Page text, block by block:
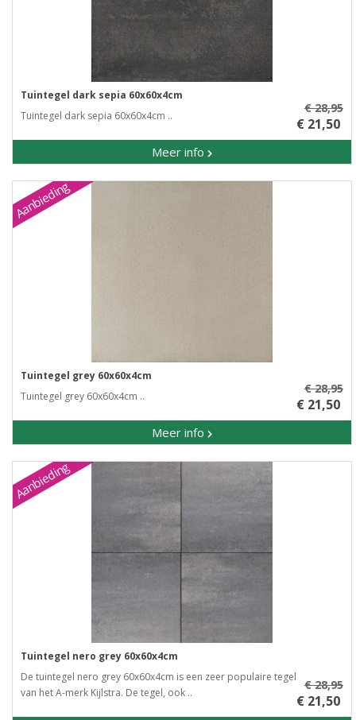
Tuintegel dark sepia 60x60x4cm
Tuintegel dark sepia 60x60x4cm ..
Meer info
€ 28,95
€ 21,50
Aanbieding
Tuintegel grey 60x60x4cm
Tuintegel grey 60x60x4cm ..
Meer info
€ 28,95
€ 21,50
Aanbieding
Tuintegel nero grey 60x60x4cm
De tuintegel nero grey 60x60x4cm is een zeer populaire tegel
van het A-merk Kijlstra. De tegel, ook ..
€ 28,95
€ 21,50